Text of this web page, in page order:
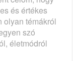
és értékes
olyan témákról
szó
életmódról